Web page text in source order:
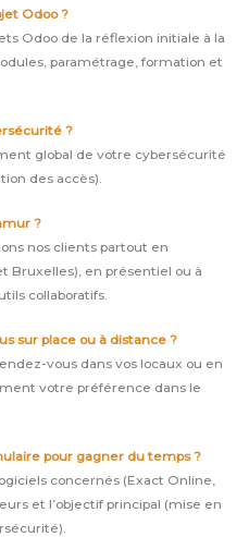
Odoo ?
Odoo de la réflexion initiale à la
paramétrage, formation et
?
global de votre cybersécurité
des accès).
?
nos clients partout en
Bruxelles), en présentiel ou à
collaboratifs.
sur place ou à distance ?
vous dans vos locaux ou en
votre préférence dans le
pour gagner du temps ?
concernés (Exact Online,
et l’objectif principal (mise en